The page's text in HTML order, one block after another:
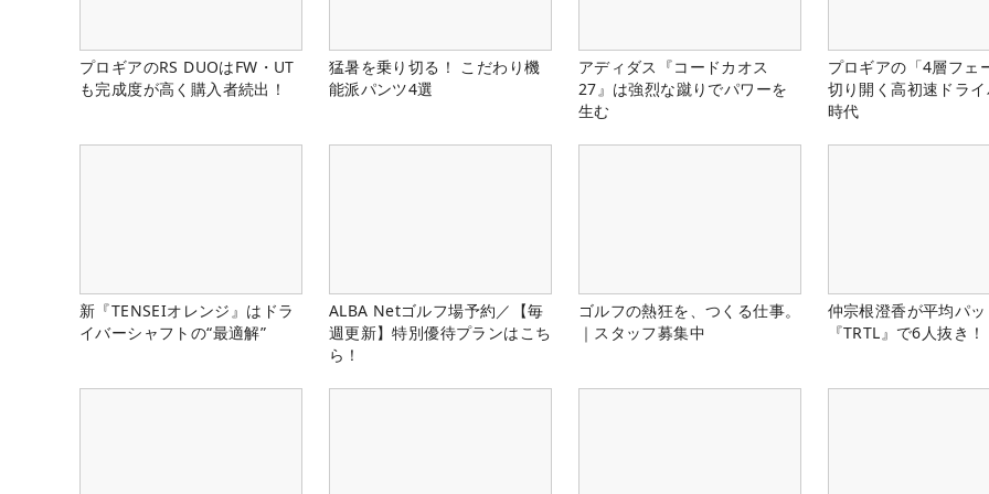
プロギアのRS DUOはFW・UT
も完成度が高く購入者続出！
猛暑を乗り切る！ こだわり機
能派パンツ4選
アディダス『コードカオス
27』は強烈な蹴りでパワーを
生む
プロギアの「4層フェ
切り開く高初速ドラ
時代
新『TENSEIオレンジ』はドラ
イバーシャフトの“最適解”
ALBA Netゴルフ場予約／【毎
週更新】特別優待プランはこち
ら！
ゴルフの熱狂を、つくる仕事。
｜スタッフ募集中
仲宗根澄香が平均パ
『TRTL』で6人抜き！